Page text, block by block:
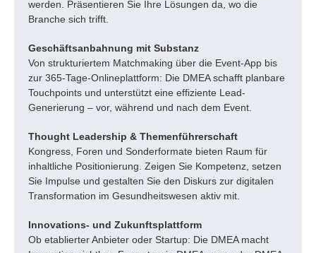
werden. Präsentieren Sie Ihre Lösungen da, wo die
Branche sich trifft.
Geschäftsanbahnung mit Substanz
Von strukturiertem Matchmaking über die Event-App bis
zur 365-Tage-Onlineplattform: Die DMEA schafft planbare
Touchpoints und unterstützt eine effiziente Lead-
Generierung – vor, während und nach dem Event.
Thought Leadership & Themenführerschaft
Kongress, Foren und Sonderformate bieten Raum für
inhaltliche Positionierung. Zeigen Sie Kompetenz, setzen
Sie Impulse und gestalten Sie den Diskurs zur digitalen
Transformation im Gesundheitswesen aktiv mit.
Innovations- und Zukunftsplattform
Ob etablierter Anbieter oder Startup: Die DMEA macht